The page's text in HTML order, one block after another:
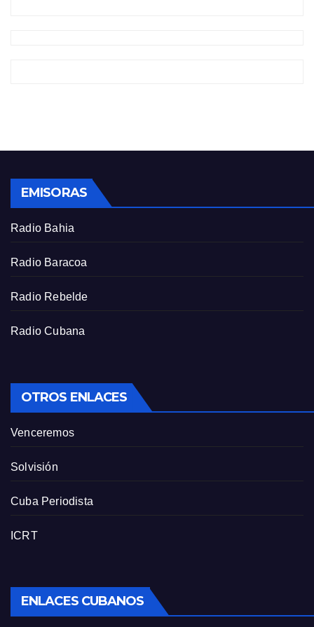
EMISORAS
Radio Bahia
Radio Baracoa
Radio Rebelde
Radio Cubana
OTROS ENLACES
Venceremos
Solvisión
Cuba Periodista
ICRT
ENLACES CUBANOS